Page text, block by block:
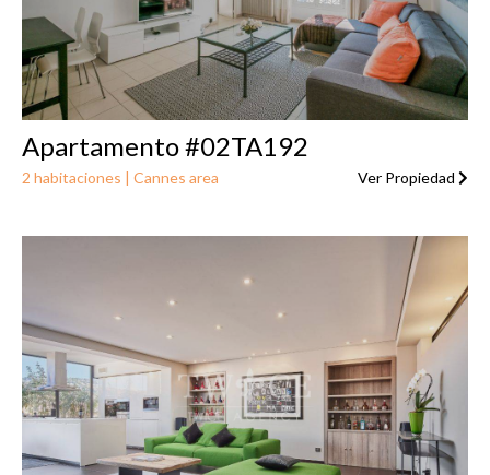
Apartamento #02TA192
2 habitaciones | Cannes area Ver Propiedad